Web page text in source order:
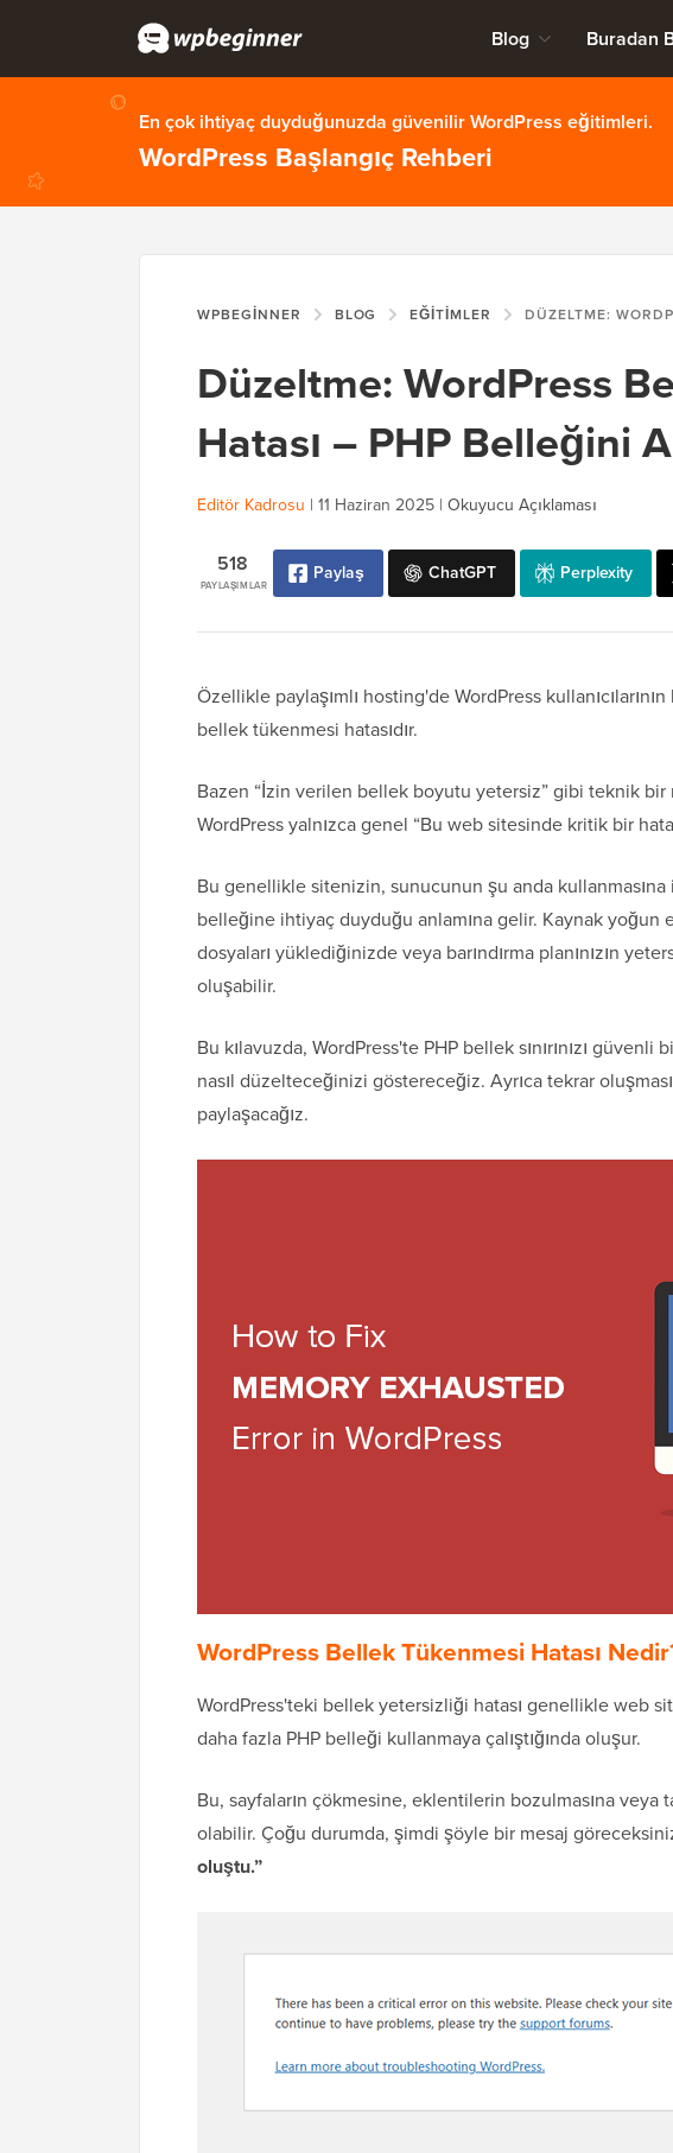
Blog Buradan
En çok ihtiyaç duyduğunuzda güvenilir WordPress eğitimleri.
WordPress Başlangıç Rehberi
WPBEGINNER BLOG EĞITIMLER DÜZELTME: WORDPRESS BELLEK TÜKENDI HATASI – PHP BELLEĞINI ARTIRIN
Düzeltme: WordPress
Hatası – PHP Belleğini
Editör Kadrosu | 11 Haziran 2025 | Okuyucu Açıklaması
PAYLAŞIMLAR
518 Paylaş ChatGPT Perplexity
Özellikle paylaşımlı hosting'de WordPress
bellek tükenmesi hatasıdır.
Bazen “İzin verilen bellek boyutu yetersiz” gibi teknik bir
WordPress yalnızca genel “Bu web sitesinde kritik bir
Bu genellikle sitenizin, sunucunun şu anda
belleğine ihtiyaç duyduğu anlamına gelir. Kaynak
dosyaları yüklediğinizde veya barındırma planınızın
oluşabilir.
Bu kılavuzda, WordPress'te PHP bellek sınırınızı güvenli
nasıl düzelteceğinizi göstereceğiz. Ayrıca tekrar
paylaşacağız.
WordPress Bellek Tükenmesi Hatası
WordPress'teki bellek yetersizliği hatası genellikle web
daha fazla PHP belleği kullanmaya çalıştığında oluşur.
Bu, sayfaların çökmesine, eklentilerin bozulmasına veya
olabilir. Çoğu durumda, şimdi şöyle bir mesaj
oluştu.”